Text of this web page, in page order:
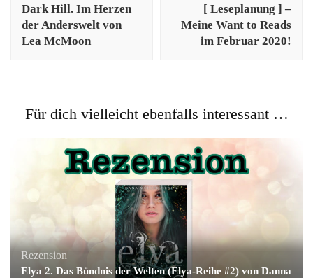
Dark Hill. Im Herzen
der Anderswelt von
Lea McMoon
[ Leseplanung ] –
Meine Want to Reads
im Februar 2020!
Für dich vielleicht ebenfalls interessant …
Rezension
Elya 2. Das Bündnis der Welten (Elya-Reihe #2) von Danna